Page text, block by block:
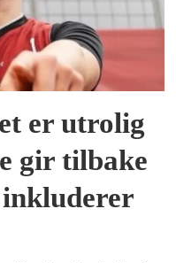
er utrolig
gir tilbake